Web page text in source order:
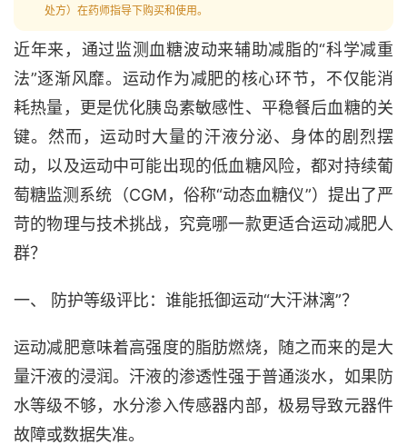
处方）在药师指导下购买和使用。
近年来，通过监测血糖波动来辅助减脂的“科学减重
法”逐渐风靡。运动作为减肥的核心环节，不仅能消
耗热量，更是优化胰岛素敏感性、平稳餐后血糖的关
键。然而，运动时大量的汗液分泌、身体的剧烈摆
动，以及运动中可能出现的低血糖风险，都对持续葡
萄糖监测系统（CGM，俗称“动态血糖仪”）提出了严
苛的物理与技术挑战，究竟哪一款更适合运动减肥人
群？
一、 防护等级评比：谁能抵御运动“大汗淋漓”？
运动减肥意味着高强度的脂肪燃烧，随之而来的是大
量汗液的浸润。汗液的渗透性强于普通淡水，如果防
水等级不够，水分渗入传感器内部，极易导致元器件
故障或数据失准。